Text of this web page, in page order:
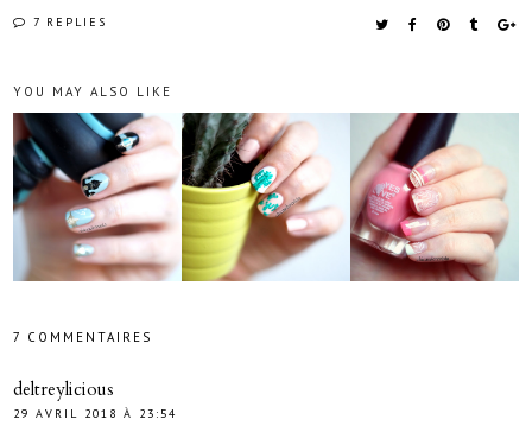
7 REPLIES
YOU MAY ALSO LIKE
7 COMMENTAIRES
deltreylicious
29 AVRIL 2018 À 23:54